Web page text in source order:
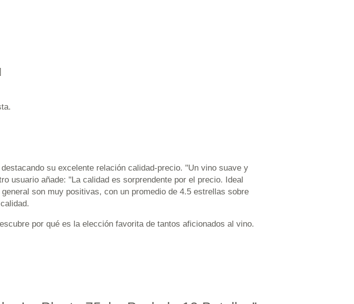
su excelente relación calidad-precio. "Un vino suave y
usuario añade: "La calidad es sorprendente por el precio. Ideal
son muy positivas, con un promedio de 4.5 estrellas sobre
por qué es la elección favorita de tantos aficionados al vino.